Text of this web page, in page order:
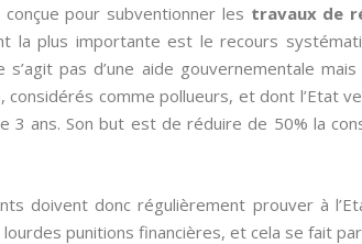
pour subventionner les travaux de
la plus importante est le recours
pas d’une aide gouvernementale mais
comme pollueurs, et dont l’Etat
ans. Son but est de réduire de 50% la
doivent donc régulièrement prouver à
punitions financières, et cela se fait